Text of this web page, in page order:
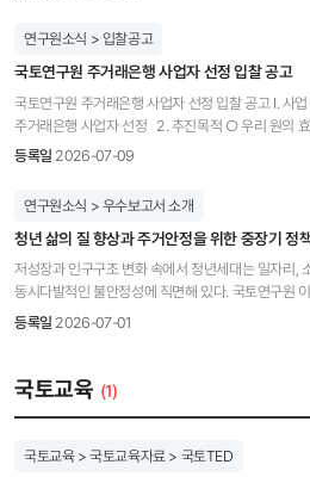
개회에 이어 캠코연구원 양근영 원장과 국토연구원
시작되었으며, 이어진 주제발표에서는 캠코연구원 김
개선방향 연구'를, 국토연구원 김고은 부연구위원이 '
사용료 제도 연구'를 발표했다. 자유토론 및 질의응
강호철 부원장, 국가자산연구팀을 비롯해 국토연구
이번 연구교류 세미나를 계기로 캠코연구원과의 연
연구성과와 연구 역량을 공유함으로써 AI 기반 연구
연구원소식 > 입찰공고
국토연구원 주거래은행 사업자 선정 입찰 공고
국토연구원 주거래은행 사업자 선정 입찰 공고 Ⅰ. 사업 개요 1. 사 업 명 ○ 국토연구원
주거래은행 사업자 선정 2. 추진목적 ○ 우리 원의 효
관리 및 금융 편의성 제고를 위해 주거래은행을 선
기타공공기관 - 주 소 : 세종특별자치시 국책연구원로 5 국토연구원 - 재직인원 : 344명
(2026.6.1. 기준) - 홈페이지 : http : //
홈페이지 및 공공기관 경영정보시스템 참고 ○ 자금 운
2023년도 2024년도 2025년도 비 고 예 산 47,263 46,696 48,503 결산 기준 연말
1,516 5. 입찰 참가자격 요건 ○「은행법」,「한국산업은행법」,「중소기업은행법」,「농업협동
(입찰참가자격요건의 증명)에 의한 경쟁입찰 참가자격 요건을 갖춘 금융기관 ○ 공고일
현재 「국가를 당사자로 하는 계약에 관한 법률 시행
가. 자금관리 업무 ○ 자금 집행 및 입출금 업무 - 자금
등록일 2026-07-09
연구원소식 > 우수보고서 소개
청년 삶의 질 향상과 주거안정을 위한 중장기 정
저성장과 인구구조 변화 속에서 청년세대는 일자리,
동시다발적인 불안정성에 직면해 있다. 국토연구원
「청년 삶의 질 향상과 주거안정을 위한 중장기 정책 방
어떻게 변화해 왔는지를 검토하고, 여기에 청년 당사
초점집단면접(FGI) 결과를 더해 통계와 현장의 목소
설정하고, 사각지대 없는 주거안전망 강화, 교육·일
등록일 2026-07-01
국토교육 (1)
국토교육 > 국토교육자료 > 국토TED